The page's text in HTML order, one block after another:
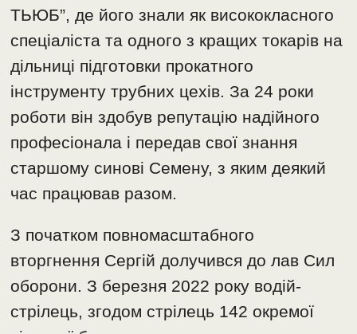
ТЬЮБ”, де його знали як висококласного
спеціаліста та одного з кращих токарів на
дільниці підготовки прокатного
інструменту трубних цехів. За 24 роки
роботи він здобув репутацію надійного
професіонала і передав свої знання
старшому синові Семену, з яким деякий
час працював разом.
З початком повномасштабного
вторгнення Сергій долучився до лав Сил
оборони. З березня 2022 року водій-
стрілець, згодом стрілець 142 окремої